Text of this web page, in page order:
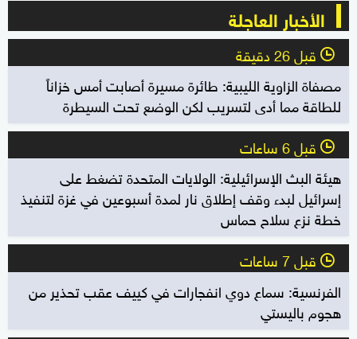
الأخبار العاجلة
l قبل 26 دقيقة
مصفاة الزاوية الليبية: طائرة مسيرة أصابت أمس خزاناً
للطاقة مما أدى لتسريب لكن الوضع تحت السيطرة
l قبل 6 ساعات
هيئة البث الإسرائيلية: الولايات المتحدة تضغط على
إسرائيل لبدء وقف إطلاق نار لمدة أسبوعين في غزة لتنفيذ
خطة نزع سلاح حماس
l قبل 7 ساعات
الفرنسية: سماع دوي انفجارات في كييف عقب تحذير من
هجوم باليستي